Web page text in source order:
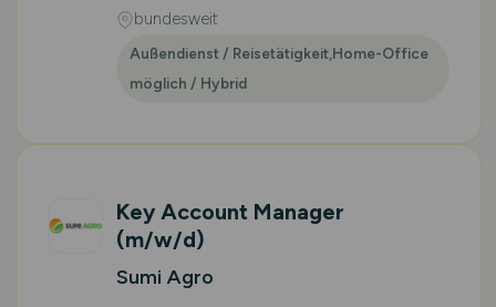
bundesweit
Außendienst / Reisetätigkeit,Home-Office
möglich / Hybrid
Key Account Manager
(m/w/d)
Sumi Agro